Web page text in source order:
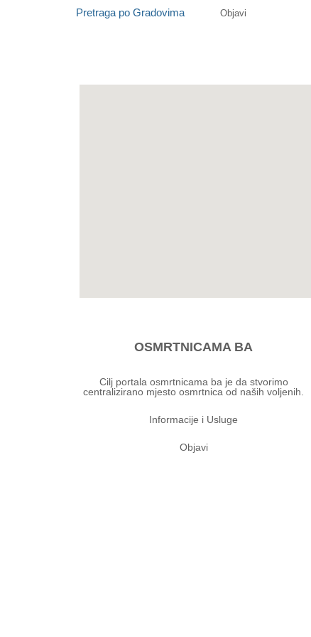
Pretraga po Gradovima Objavi
OSMRTNICAMA BA
Cilj portala osmrtnicama ba je da stvorimo
centralizirano mjesto osmrtnica od naših voljenih.
Informacije i Usluge
Objavi